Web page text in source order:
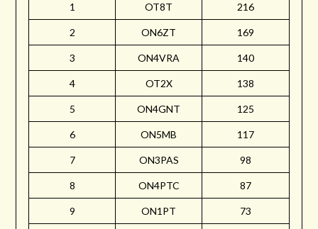
1 OT8T 216
2 ON6ZT 169
3 ON4VRA 140
4 OT2X 138
5 ON4GNT 125
6 ON5MB 117
7 ON3PAS 98
8 ON4PTC 87
9 ON1PT 73